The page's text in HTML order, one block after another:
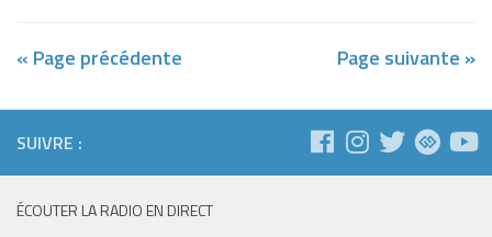
« Page précédente Page suivante »
SUIVRE :
ÉCOUTER LA RADIO EN DIRECT